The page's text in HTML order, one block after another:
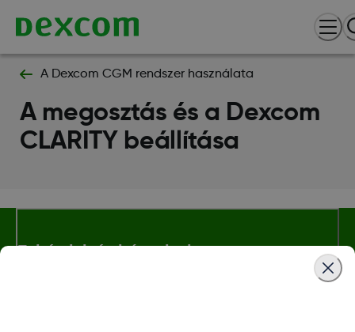
A Dexcom CGM rendszer használata
A megosztás és a Dexcom
CLARITY beállítása
Feltételek és irányelvek